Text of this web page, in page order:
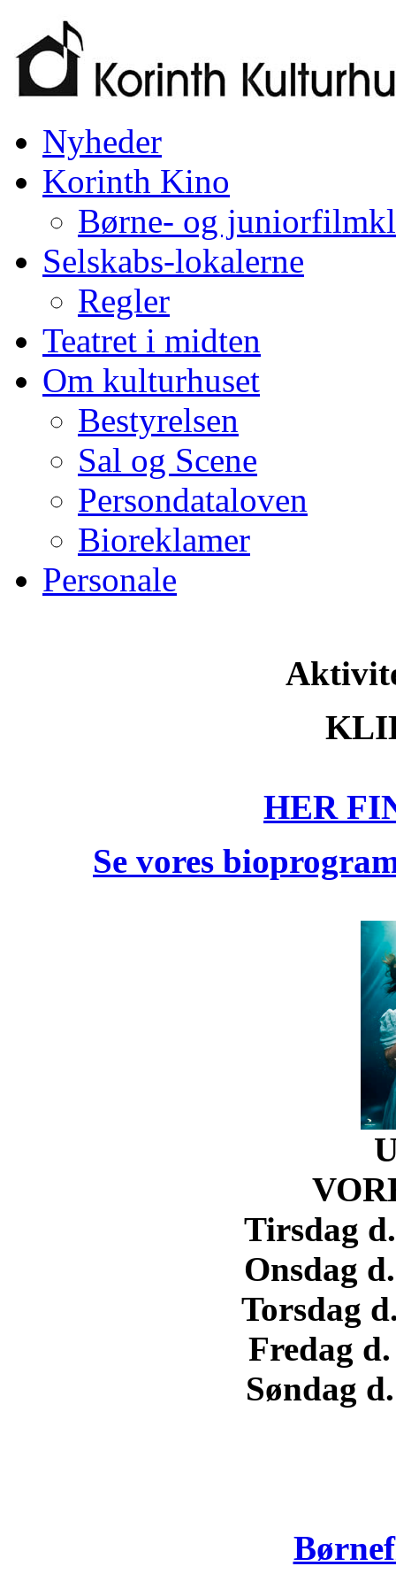
Nyheder
Korinth Kino
Børne- og
Selskabs-lokalerne
Regler
Teatret i midten
Om kulturhuset
Bestyrelsen
Sal og Scene
Persondataloven
Bioreklamer
Personale
HER
Se vores
Tirsdag
Onsdag
Torsdag
Fredag
Søndag